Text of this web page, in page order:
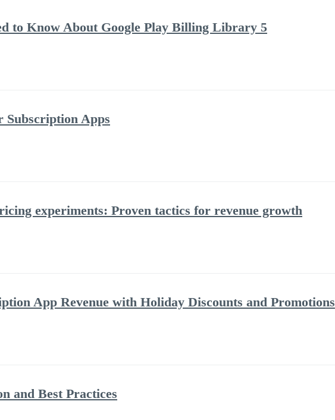
to Know About Google Play Billing Library 5
Subscription Apps
experiments: Proven tactics for revenue growth
App Revenue with Holiday Discounts and Promotions
and Best Practices